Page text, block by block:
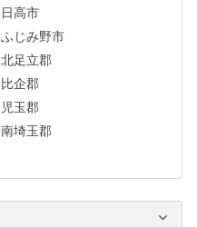
日高市
ふじみ野市
北足立郡
比企郡
児玉郡
南埼玉郡